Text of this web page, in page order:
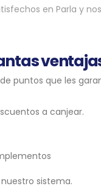
en Parla y
puntos que les
a canjear.
sistema.